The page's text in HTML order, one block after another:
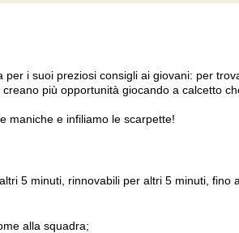
i suoi preziosi consigli ai giovani: per
più opportunità giocando a calcetto
maniche e infiliamo le scarpette!
5 minuti, rinnovabili per altri 5 minuti, fino
alla squadra;